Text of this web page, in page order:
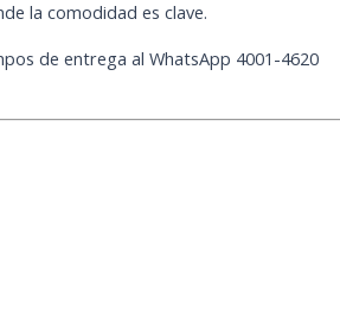
la comodidad es clave.
de entrega al WhatsApp 4001-4620